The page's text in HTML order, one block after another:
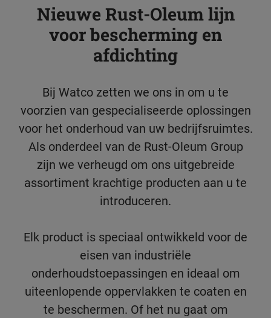
Nieuwe Rust-Oleum lijn
voor bescherming en
afdichting
Bij Watco zetten we ons in om u te
voorzien van gespecialiseerde oplossingen
voor het onderhoud van uw bedrijfsruimtes.
Als onderdeel van de Rust-Oleum Group
zijn we verheugd om ons uitgebreide
assortiment krachtige producten aan u te
introduceren.
Elk product is speciaal ontwikkeld voor de
eisen van industriële
onderhoudstoepassingen en ideaal om
uiteenlopende oppervlakken te coaten en
te beschermen. Of het nu gaat om